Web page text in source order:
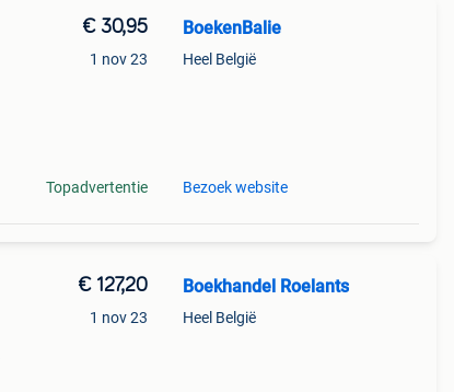
€ 30,95
1 nov 23
Topadvertentie
BoekenBalie
Heel België
Bezoek website
€ 127,20
1 nov 23
Boekhandel Roelants
Heel België